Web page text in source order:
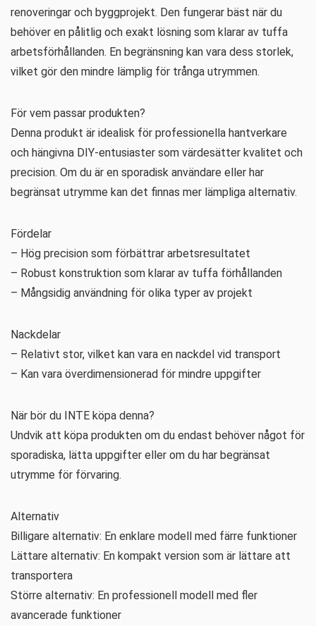
renoveringar och byggprojekt. Den fungerar bäst när du
behöver en pålitlig och exakt lösning som klarar av tuffa
arbetsförhållanden. En begränsning kan vara dess storlek,
vilket gör den mindre lämplig för trånga utrymmen.
För vem passar produkten?
Denna produkt är idealisk för professionella hantverkare
och hängivna DIY-entusiaster som värdesätter kvalitet och
precision. Om du är en sporadisk användare eller har
begränsat utrymme kan det finnas mer lämpliga alternativ.
Fördelar
– Hög precision som förbättrar arbetsresultatet
– Robust konstruktion som klarar av tuffa förhållanden
– Mångsidig användning för olika typer av projekt
Nackdelar
– Relativt stor, vilket kan vara en nackdel vid transport
– Kan vara överdimensionerad för mindre uppgifter
När bör du INTE köpa denna?
Undvik att köpa produkten om du endast behöver något för
sporadiska, lätta uppgifter eller om du har begränsat
utrymme för förvaring.
Alternativ
Billigare alternativ: En enklare modell med färre funktioner
Lättare alternativ: En kompakt version som är lättare att
transportera
Större alternativ: En professionell modell med fler
avancerade funktioner